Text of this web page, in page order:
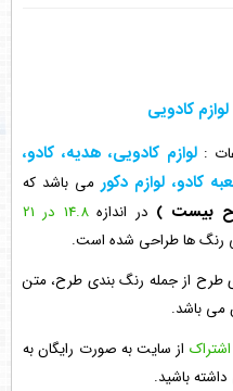
کادویی
: لوازم کادویی، هدیه، کادو،
کادو، لوازم دکور می باشد که
بیست ) در اندازه
14.8 در 21
رنگ ها طراحی شده است.
طرح از جمله رنگ بندی طرح، متن
می باشد.
از سایت به صورت رایگان به
باشید.